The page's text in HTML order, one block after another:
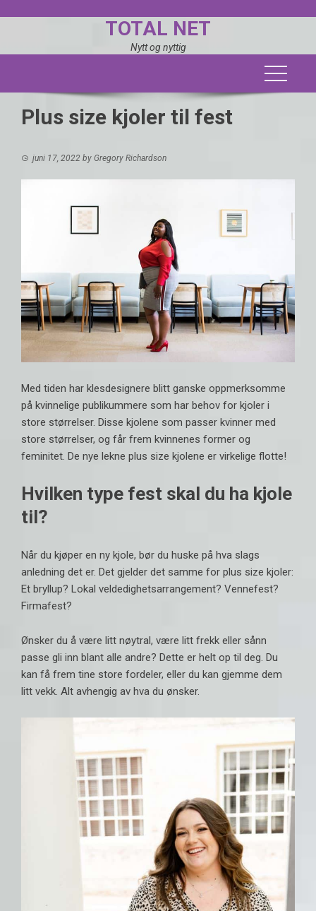
TOTAL NET
Nytt og nyttig
Plus size kjoler til fest
juni 17, 2022 by Gregory Richardson
Med tiden har klesdesignere blitt ganske oppmerksomme
på kvinnelige publikummere som har behov for kjoler i
store størrelser. Disse kjolene som passer kvinner med
store størrelser, og får frem kvinnenes former og
feminitet. De nye lekne plus size kjolene er virkelige flotte!
Hvilken type fest skal du ha kjole
til?
Når du kjøper en ny kjole, bør du huske på hva slags
anledning det er. Det gjelder det samme for plus size kjoler:
Et bryllup? Lokal veldedighetsarrangement? Vennefest?
Firmafest?
Ønsker du å være litt nøytral, være litt frekk eller sånn
passe gli inn blant alle andre? Dette er helt op til deg. Du
kan få frem tine store fordeler, eller du kan gjemme dem
litt vekk. Alt avhengig av hva du ønsker.